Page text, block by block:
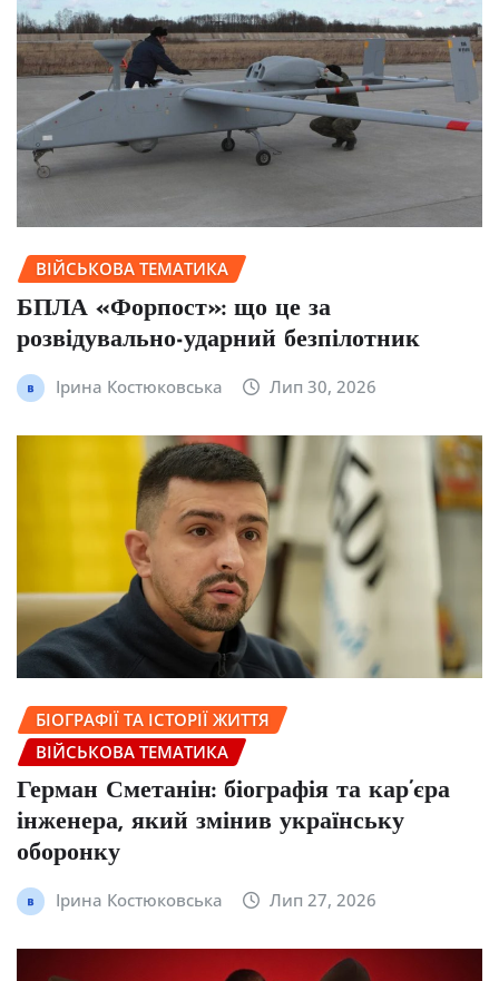
ВІЙСЬКОВА ТЕМАТИКА
БПЛА «Форпост»: що це за
розвідувально-ударний безпілотник
Ірина Костюковська Лип 30, 2026
БІОГРАФІЇ ТА ІСТОРІЇ ЖИТТЯ
ВІЙСЬКОВА ТЕМАТИКА
Герман Сметанін: біографія та кар’єра
інженера, який змінив українську
оборонку
Ірина Костюковська Лип 27, 2026